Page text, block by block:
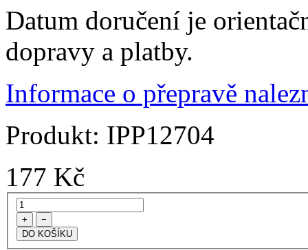
Datum doručení je
dopravy a platby.
Informace o přepravě
Produkt: IPP12704
177 Kč
+ −